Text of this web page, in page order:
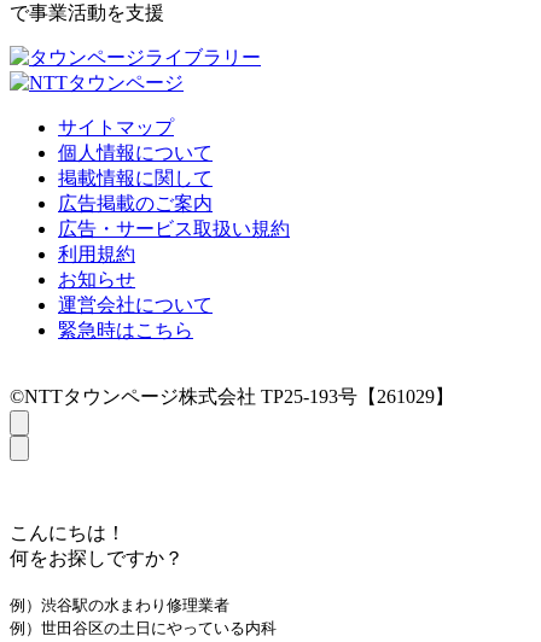
で事業活動を支援
サイトマップ
個人情報について
掲載情報に関して
広告掲載のご案内
広告・サービス取扱い規約
利用規約
お知らせ
運営会社について
緊急時はこちら
©NTTタウンページ株式会社 TP25-193号【261029】
こんにちは！
何をお探しですか？
例）渋谷駅の水まわり修理業者
例）世田谷区の土日にやっている内科